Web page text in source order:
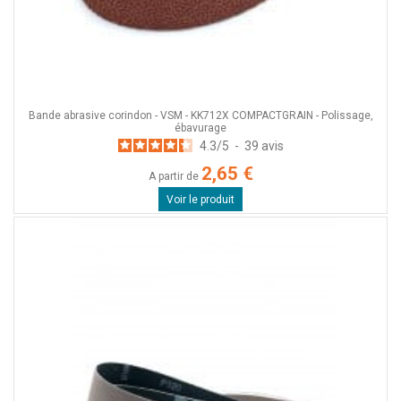
Bande abrasive corindon - VSM - KK712X COMPACTGRAIN - Polissage,
ébavurage
4.3/5 - 39 avis
A partir de 2,65 €
Voir le produit